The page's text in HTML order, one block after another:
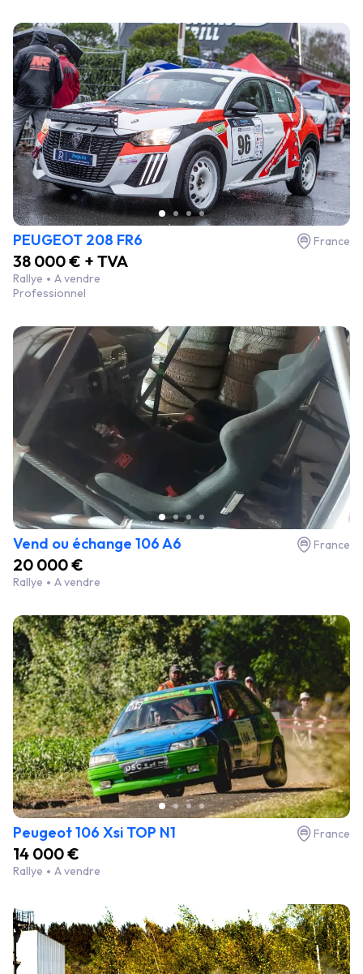
PEUGEOT 208 FR6 France
38 000 € + TVA
Rallye
A vendre
Professionnel
Vend ou échange 106 A6 France
20 000 €
Rallye A vendre
Peugeot 106 Xsi TOP N1 France
14 000 €
Rallye A vendre